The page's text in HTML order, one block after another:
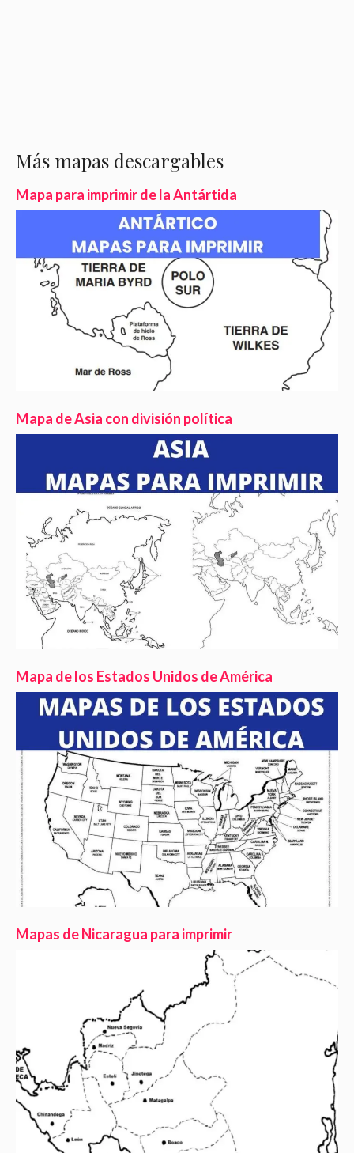
Más mapas descargables
Mapa para imprimir de la Antártida
Mapa de Asia con división política
Mapa de los Estados Unidos de América
Mapas de Nicaragua para imprimir